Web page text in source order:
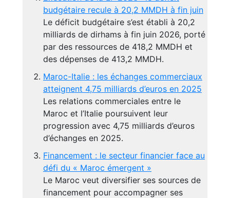
budgétaire recule à 20,2 MMDH à fin juin
Le déficit budgétaire s’est établi à 20,2
milliards de dirhams à fin juin 2026, porté
par des ressources de 418,2 MMDH et
des dépenses de 413,2 MMDH.
Maroc-Italie : les échanges commerciaux
atteignent 4,75 milliards d’euros en 2025
Les relations commerciales entre le
Maroc et l’Italie poursuivent leur
progression avec 4,75 milliards d’euros
d’échanges en 2025.
Financement : le secteur financier face au
défi du « Maroc émergent »
Le Maroc veut diversifier ses sources de
financement pour accompagner ses